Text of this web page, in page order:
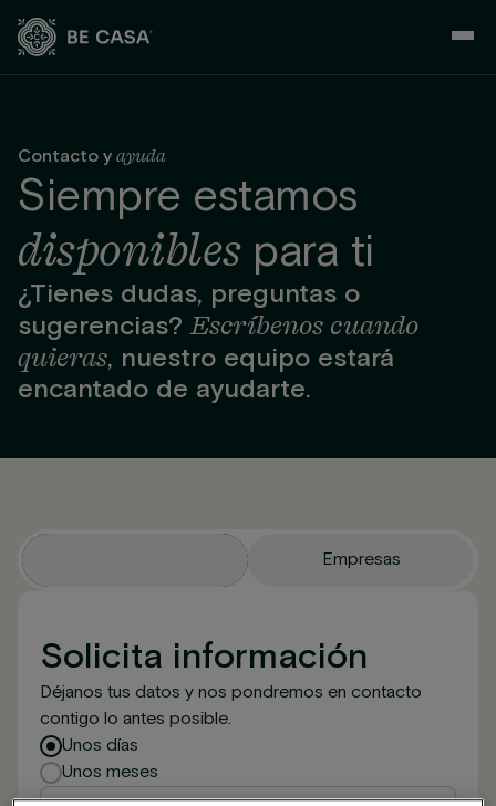
Contacto yayuda
Siempre estamos
disponiblespara ti
¿Tienes dudas, preguntas o
sugerencias?Escríbenos cuando
quieras, nuestro equipo estará
encantado de ayudarte.
Empresas
Solicita información
Déjanos tus datos y nos pondremos en contacto
contigo lo antes posible.
Tipo de estancia
Unos días
Unos meses